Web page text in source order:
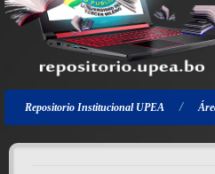
Repositorio Institucional UPEA